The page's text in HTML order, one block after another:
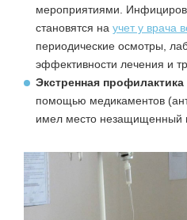
мероприятиями.
становятся на учет у врача
периодические осмотры,
эффективности лечения и
Экстренная
помощью медикаментов
имел место незащищенный